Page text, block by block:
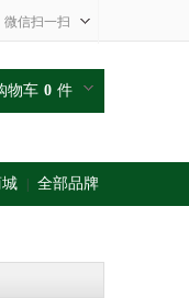
微信扫一扫
物车 0 件
全部品牌